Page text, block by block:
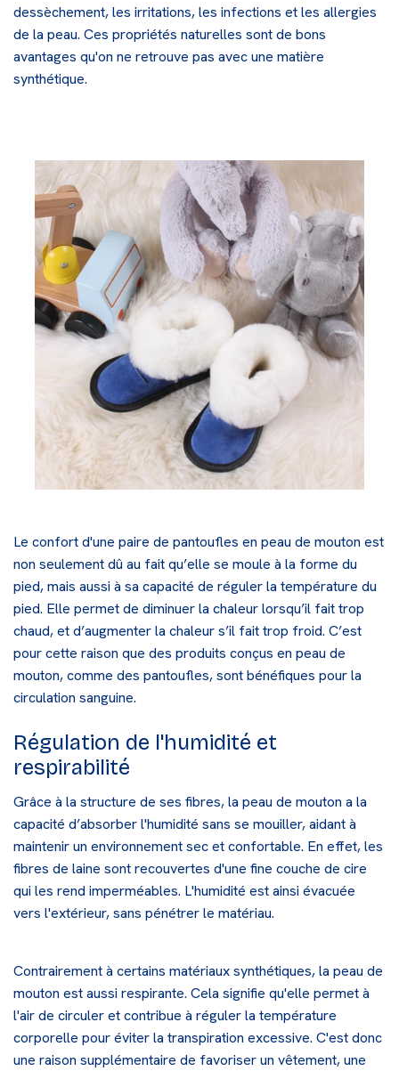
dessèchement, les irritations, les infections et les allergies
de la peau. Ces propriétés naturelles sont de bons
avantages qu'on ne retrouve pas avec une matière
synthétique.
Le confort d'une paire de pantoufles en peau de mouton est
non seulement dû au fait qu’elle se moule à la forme du
pied, mais aussi à sa capacité de réguler la température du
pied. Elle permet de diminuer la chaleur lorsqu’il fait trop
chaud, et d’augmenter la chaleur s’il fait trop froid. C’est
pour cette raison que des produits conçus en peau de
mouton, comme des pantoufles, sont bénéfiques pour la
circulation sanguine.
Régulation de l'humidité et
respirabilité
Grâce à la structure de ses fibres, la peau de mouton a la
capacité d’absorber l'humidité sans se mouiller, aidant à
maintenir un environnement sec et confortable. En effet, les
fibres de laine sont recouvertes d'une fine couche de cire
qui les rend imperméables. L'humidité est ainsi évacuée
vers l'extérieur, sans pénétrer le matériau.
Contrairement à certains matériaux synthétiques, la peau de
mouton est aussi respirante. Cela signifie qu'elle permet à
l'air de circuler et contribue à réguler la température
corporelle pour éviter la transpiration excessive. C'est donc
une raison supplémentaire de favoriser un vêtement, une